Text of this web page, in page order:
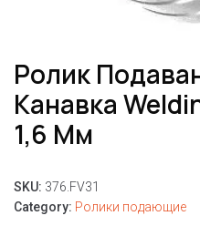
Ролик
Канавка
1,6 Мм
SKU: 376.FV31
Category: Ролики подающие